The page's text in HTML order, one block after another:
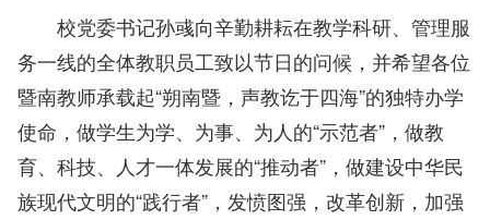
校党委书记孙彧向辛勤耕耘在教学科研、管理服
务一线的全体教职员工致以节日的问候，并希望各位
暨南教师承载起“朔南暨，声教讫于四海”的独特办学
使命，做学生为学、为事、为人的“示范者”，做教
育、科技、人才一体发展的“推动者”，做建设中华民
族现代文明的“践行者”，发愤图强，改革创新，加强